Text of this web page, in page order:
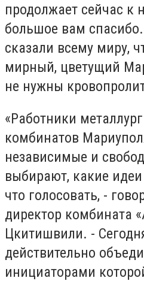
продолжает сейчас к
большое вам
сказали всему миру,
мирный, цветущий
не нужны
«Работники
комбинатов
независимые и
выбирают, какие
что голосовать, -
директор комбината
Цкитишвили. -
действительно
инициаторами